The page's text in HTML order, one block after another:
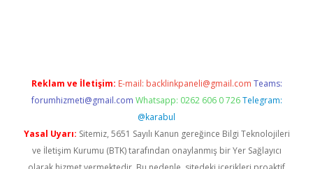
Reklam ve İletişim: E-mail: backlinkpaneli@gmail.com Teams:
forumhizmeti@gmail.com Whatsapp: 0262 606 0 726 Telegram:
@karabul
Yasal Uyarı: Sitemiz, 5651 Sayılı Kanun gereğince Bilgi Teknolojileri
ve İletişim Kurumu (BTK) tarafından onaylanmış bir Yer Sağlayıcı